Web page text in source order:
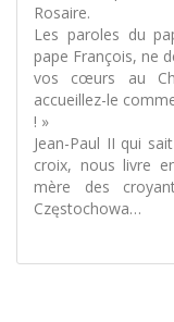
Rosaire.
Les paroles du
pape François, ne
vos cœurs au
accueillez-le
! »
Jean-Paul II qui
croix, nous livre
mère des
Częstochowa…